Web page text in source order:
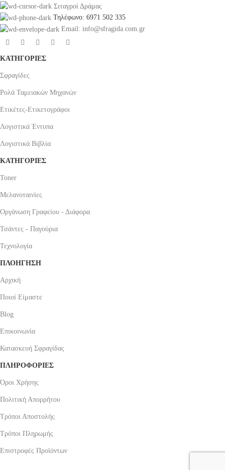
Σιταγροί Δράμας
Τηλέφωνο: 6971 502 335
Email: info@sfragida.com.gr
ΚΑΤΗΓΟΡΙΕΣ
Σφραγίδες
Ρολά Ταμειακών Μηχανών
Ετικέτες-Ετικετογράφοι
Λογιστικά Έντυπα
Λογιστικά Βιβλία
ΚΑΤΗΓΟΡΙΕΣ
Toner
Μελανοταινίες
Οργάνωση Γραφείου - Διάφορα
Τσάντες - Παγούρια
Τεχνολογία
ΠΛΟΗΓΗΣΗ
Αρχική
Ποιοί Είμαστε
Blog
Επικοινωνία
Κατασκευή Σφραγίδας
ΠΛΗΡΟΦΟΡΙΕΣ
Όροι Χρήσης
Πολιτική Απορρήτου
Τρόποι Αποστολής
Τρόποι Πληρωμής
Επιστροφές Προϊόντων